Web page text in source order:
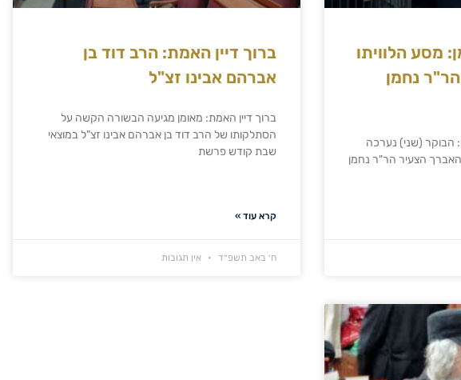
מסע הלוויתו
נחמן
הבוקר (שני) נערכה
האברך הצעיר הר"ר נחמן
ברוך דיין האמת: הרב דוד בן
אברהם אבינו זצ"ל
ברוך דיין האמת: מאומן מגיעה הבשורה הקשה על
הסתלקותו של הרב דוד בן אברהם אבינו זצ"ל במוצאי
שבת קודש פרשת
קרא עוד »
ח׳ באב תשפ״ד אין תגובות